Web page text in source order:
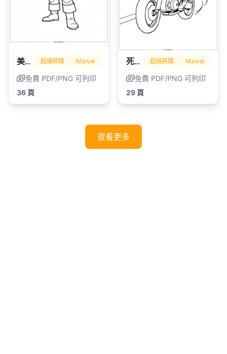
美國隊長 超級英雄 Marvel
免費 PDF/PNG 可列印
36 頁
死侍 超級英雄 Marvel
免費 PDF/PNG 可列印
29 頁
查看更多